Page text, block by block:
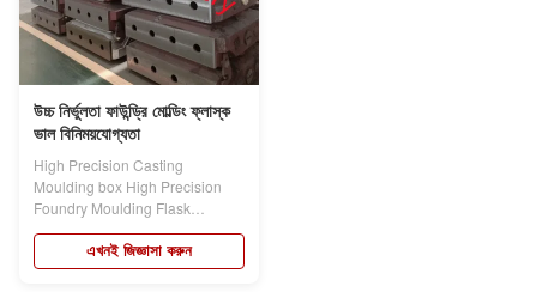
উচ্চ নির্ভুলতা ফাউন্ড্রি মোল্ডিং ফ্লাস্ক
ভাল বিনিময়যোগ্যতা
High Precision Casting
Moulding box High Precision
Foundry Moulding Flask
Assembly Good...
এখনই জিজ্ঞাসা করুন